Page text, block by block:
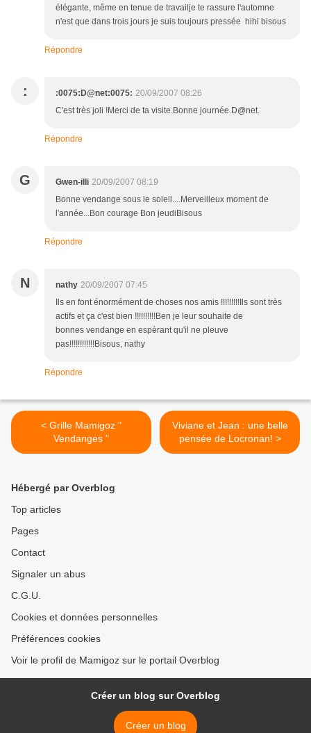
élégante, même en tenue de travailje te rassure l'automne
n'est que dans trois jours je suis toujours pressée hihi bisous
Répondre
: :0075:D@net:0075: 20/09/2007 08:26
C'est très joli !Merci de ta visite.Bonne journée.D@net.
Répondre
G Gwen-illi 20/09/2007 08:19
Bonne vendange sous le soleil....Merveilleux moment de
l'année...Bon courage Bon jeudiBisous
Répondre
N nathy 20/09/2007 07:45
Ils en font énormément de choses nos amis !!!!!!!!!Ils sont très
actifs et ça c'est bien !!!!!!!!!!Ben je leur souhaite de
bonnes vendange en espèrant qu'il ne pleuve
pas!!!!!!!!!!!!Bisous, nathy
Répondre
< Grille Mamigoz "
Vendanges "
Viviane et Jean : une belle
pensée de Locronan! >
Hébergé par Overblog
Top articles
Pages
Contact
Signaler un abus
C.G.U.
Cookies et données personnelles
Préférences cookies
Voir le profil de Mamigoz sur le portail Overblog
Créer un blog sur Overblog
Créer un blog